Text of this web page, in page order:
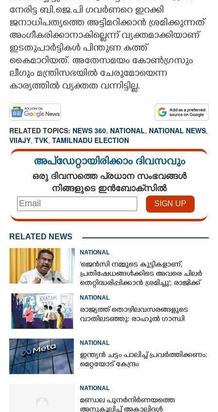
നേരിട്ട ബി.ജെ.പി ഗവർണറെ ഇറക്കി
ജനാധിപത്യത്തെ അട്ടിമറിക്കാൻ ശ്രമിക്കുന്നത്
അംഗീകരിക്കാനാകില്ലെന്ന് വ്യക്തമാക്കിയാണ്
ഇടതുപാർട്ടികൾ പിന്തുണ കത്ത്
കൈമാറിയത്. അതേസമയം കോൺഗ്രസും
ലീഗും മന്ത്രിസഭയിൽ ചേരുമോയെന്ന
കാര്യത്തിൽ വ്യക്തത വന്നിട്ടില്ല.
RELATED TOPICS: NEWS 360, NATIONAL, NATIONAL NEWS,
VIIAJY, TVK, TAMILNADU ELECTION
അപ്ഡേറ്റായിരിക്കാം ദിവസവും
ഒരു ദിവസത്തെ പ്രധാന സംഭവങ്ങൾ
നിങ്ങളുടെ ഇൻബോക്സിൽ
RELATED NEWS
NATIONAL
'ജെൻസി നമ്മുടെ കുട്ടികളാണ്,
പ്രതിഷേധങ്ങൾക്കിടെ അവരെ ചിലർ
തെറ്റിദ്ധരിപ്പിക്കാൻ ശ്രമിച്ചു'; രാജിക്ക്
ധർമ്മേന്ദ്ര പ്രധാൻ
NATIONAL
രാജ്യത്ത് തൊഴിലവസരങ്ങളുടെ
വാതിലടഞ്ഞു: രാഹുൽ ഗാന്ധി
NATIONAL
ഇന്ത്യൻ ചട്ടം പാലിച്ച് പ്രവർത്തിക്കണം:
മെറ്റയോട് കേന്ദ്രം
NATIONAL
മണ്ഡല പുനർനിർണയത്തെ